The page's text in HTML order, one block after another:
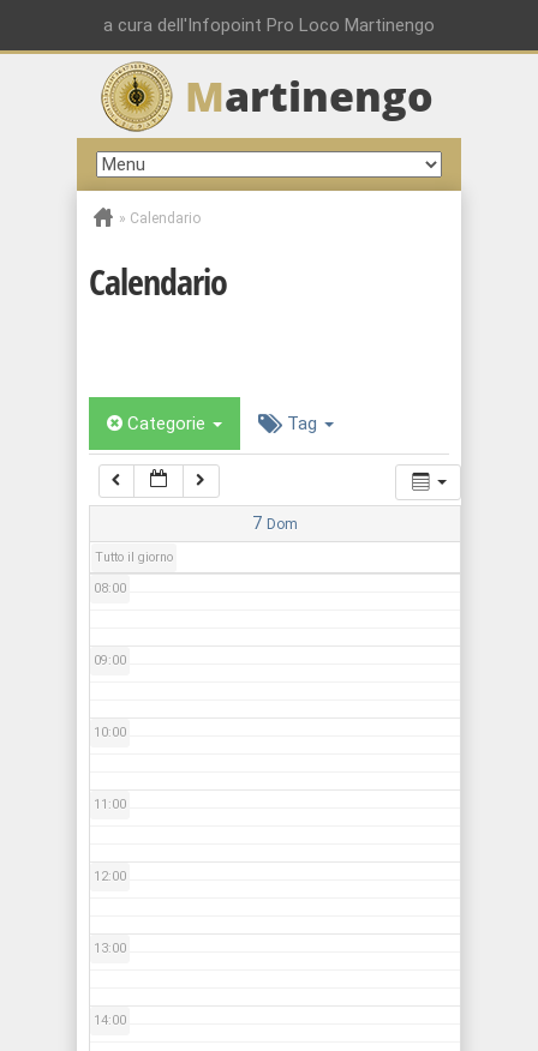
a cura dell'Infopoint Pro Loco Martinengo
Martinengo
» Calendario
Calendario
Categorie Tag
7 Dom
Tutto il giorno
01:00
02:00
03:00
04:00
08:00
09:00
10:00
11:00
12:00
13:00
14:00